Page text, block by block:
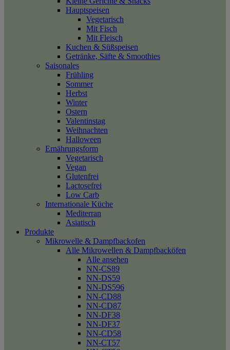
Hauptspeisen
Vegetarisch
Mit Fisch
Mit Fleisch
Kuchen & Süßspeisen
Getränke, Säfte & Smoothies
Saisonales
Frühling
Sommer
Herbst
Winter
Ostern
Valentinstag
Weihnachten
Halloween
Ernährungsform
Vegetarisch
Vegan
Glutenfrei
Lactosefrei
Low Carb
Internationale Küche
Mediterran
Asiatisch
Produkte
Mikrowelle & Dampfbackofen
Alle Mikrowellen & Dampfbacköfen
Alle ansehen
NN-CS89
NN-DS59
NN-DS596
NN-CD88
NN-CD87
NN-DF38
NN-DF37
NN-CD58
NN-CT57